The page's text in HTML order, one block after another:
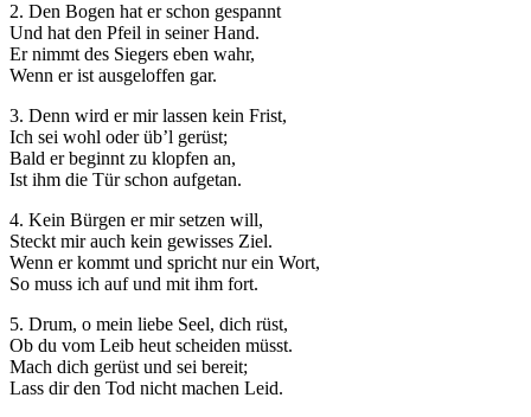
2. Den Bogen hat er schon gespannt
Und hat den Pfeil in seiner Hand.
Er nimmt des Siegers eben wahr,
Wenn er ist ausgeloffen gar.
3. Denn wird er mir lassen kein Frist,
Ich sei wohl oder üb’l gerüst;
Bald er beginnt zu klopfen an,
Ist ihm die Tür schon aufgetan.
4. Kein Bürgen er mir setzen will,
Steckt mir auch kein gewisses Ziel.
Wenn er kommt und spricht nur ein Wort,
So muss ich auf und mit ihm fort.
5. Drum, o mein liebe Seel, dich rüst,
Ob du vom Leib heut scheiden müsst.
Mach dich gerüst und sei bereit;
Lass dir den Tod nicht machen Leid.